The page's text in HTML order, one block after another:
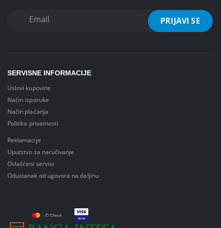
SERVISNE INFORMACIJE
Uslovi kupovine
Način isporuke
Način plaćanja
Politika privatnosti
Reklamacije
Uputstvo za naručivanje
Ovlašćeni servisi
Odustanak od ugovora na daljinu